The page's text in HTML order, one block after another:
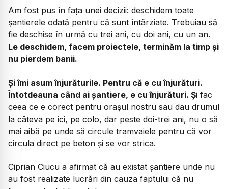
Am fost pus în fața unei decizii: deschidem toate
șantierele odată pentru că sunt întârziate. Trebuiau să
fie deschise în urmă cu trei ani, cu doi ani, cu un an.
Le deschidem, facem proiectele, terminăm la timp și
nu pierdem banii.
Și îmi asum înjurăturile. Pentru că e cu înjurături.
Întotdeauna când ai șantiere, e cu înjurături. Și fac
ceea ce e corect pentru orașul nostru sau dau drumul
la câteva pe ici, pe colo, dar peste doi-trei ani, nu o să
mai aibă pe unde să circule tramvaiele pentru că vor
circula direct pe beton și se vor strica.
Ciprian Ciucu a afirmat că au existat șantiere unde nu
au fost realizate lucrări din cauza faptului că nu